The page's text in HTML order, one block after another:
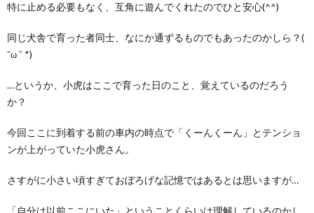
特に止める必要もなく、互角に遊んでくれたのでひと安心(^^)
同じ犬舎で育った者同士、なにか通ずるものでもあったのかしら？(
˘ω ˘ *)
…というか、小虎はここで育った日のこと、覚えているのだろう
か？
今回ここに到着する前の車内の時点で「くーんくーん」とテンショ
ンが上がっていた小虎さん。
さすがに小さい頃すぎておぼろげな記憶ではあるとは思いますが…